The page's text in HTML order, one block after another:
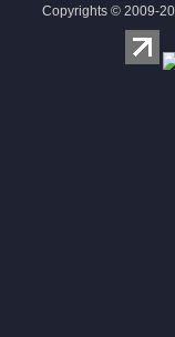
Copyrights © 2009-